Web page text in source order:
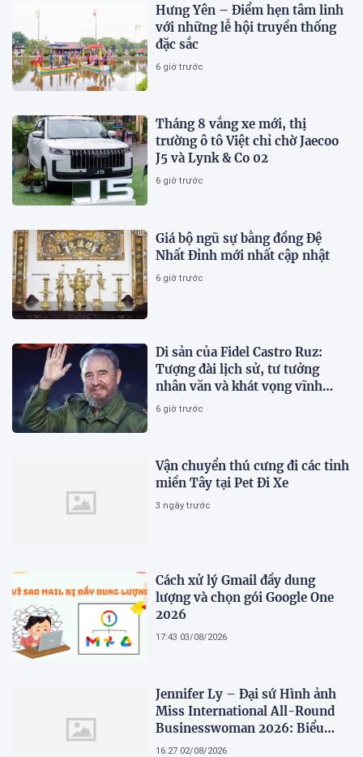
Hưng Yên – Điểm hẹn tâm linh
với những lễ hội truyền thống
đặc sắc
6 giờ trước
Tháng 8 vắng xe mới, thị
trường ô tô Việt chỉ chờ Jaecoo
J5 và Lynk & Co 02
6 giờ trước
Giá bộ ngũ sự bằng đồng Đệ
Nhất Đỉnh mới nhất cập nhật
6 giờ trước
Di sản của Fidel Castro Ruz:
Tượng đài lịch sử, tư tưởng
nhân văn và khát vọng vĩnh
hằng
6 giờ trước
Vận chuyển thú cưng đi các tỉnh
miền Tây tại Pet Đi Xe
3 ngày trước
Cách xử lý Gmail đầy dung
lượng và chọn gói Google One
2026
17:43 03/08/2026
Jennifer Ly – Đại sứ Hình ảnh
Miss International All-Round
Businesswoman 2026: Biểu
tượng của nhan sắc, trí tuệ và
16:27 02/08/2026